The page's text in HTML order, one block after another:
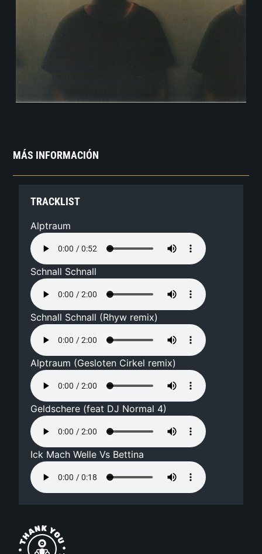
MÁS INFORMACIÓN
TRACKLIST
Alptraum
Schnall Schnall
Schnall Schnall (Rhyw remix)
Alptraum (Gesloten Cirkel remix)
Geldschere (feat DJ Normal 4)
Ick Mach Welle Vs Bettina